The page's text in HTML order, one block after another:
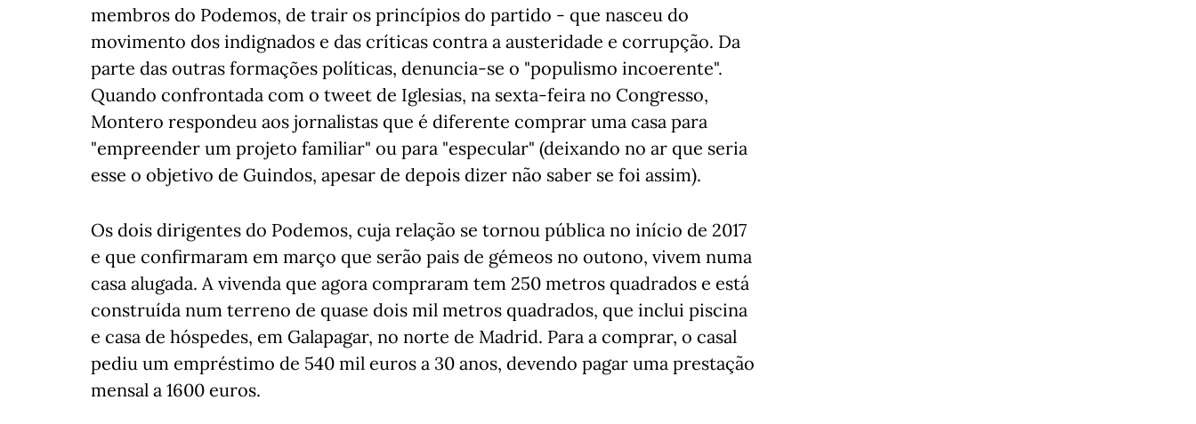
membros do Podemos, de trair os princípios do partido - que nasceu do
movimento dos indignados e das críticas contra a austeridade e corrupção. Da
parte das outras formações políticas, denuncia-se o "populismo incoerente".
Quando confrontada com o tweet de Iglesias, na sexta-feira no Congresso,
Montero respondeu aos jornalistas que é diferente comprar uma casa para
"empreender um projeto familiar" ou para "especular" (deixando no ar que seria
esse o objetivo de Guindos, apesar de depois dizer não saber se foi assim).
Os dois dirigentes do Podemos, cuja relação se tornou pública no início de 2017
e que confirmaram em março que serão pais de gémeos no outono, vivem numa
casa alugada. A vivenda que agora compraram tem 250 metros quadrados e está
construída num terreno de quase dois mil metros quadrados, que inclui piscina
e casa de hóspedes, em Galapagar, no norte de Madrid. Para a comprar, o casal
pediu um empréstimo de 540 mil euros a 30 anos, devendo pagar uma prestação
mensal a 1600 euros.